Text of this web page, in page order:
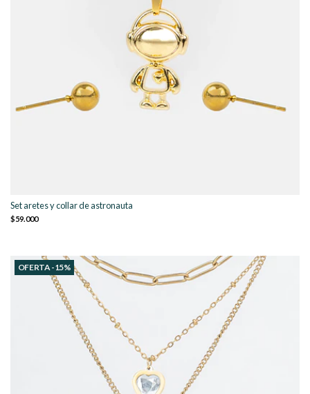
Set aretes y collar de astronauta
$59.000
OFERTA -15%